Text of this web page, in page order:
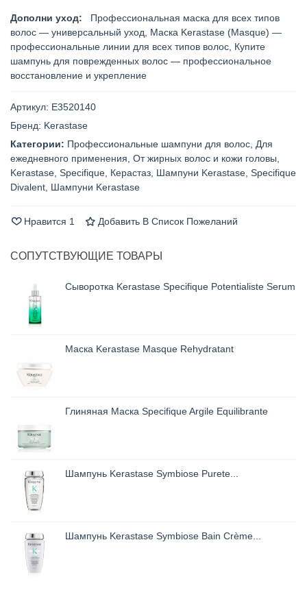
Дополни уход:
Профессиональная маска для всех типов
волос — универсальный уход
Маска Kerastase (Masque) —
профессиональные линии для всех типов волос Купите
шампунь для поврежденных волос — профессиональное
восстановление и укрепление
Артикул: E3520140
Бренд: Kerastase
Категории: Профессиональные шампуни для волос Для
ежедневного применения От жирных волос и кожи головы
Kerastase Specifique Керастаз Шампуни Kerastase Specifique
Divalent Шампуни Kerastase
Нравится 1 Добавить В Список Пожеланий
СОПУТСТВУЮЩИЕ ТОВАРЫ
Сыворотка Kerastase Specifique Potentialiste Serum
Маска Kerastase Masque Rehydratant
Глиняная Маска Specifique Argile Equilibrante
Шампунь Kerastase Symbiose Purete...
Шампунь Kerastase Symbiose Bain Crème...